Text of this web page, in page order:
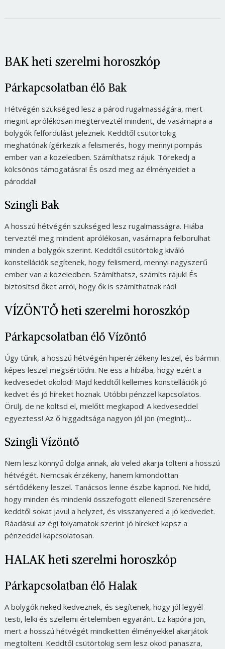
BAK heti szerelmi horoszkóp
Párkapcsolatban élő Bak
Hétvégén szükséged lesz a párod rugalmasságára, mert
megint aprólékosan megterveztél mindent, de vasárnapra a
bolygók felfordulást jeleznek. Keddtől csütörtökig
meghatónak ígérkezik a felismerés, hogy mennyi pompás
ember van a közeledben. Számíthatsz rájuk. Törekedj a
kölcsönös támogatásra! És oszd meg az élményeidet a
pároddal!
Szingli Bak
A hosszú hétvégén szükséged lesz rugalmasságra. Hiába
terveztél meg mindent aprólékosan, vasárnapra felborulhat
minden a bolygók szerint. Keddtől csütörtökig kiváló
konstellációk segítenek, hogy felismerd, mennyi nagyszerű
ember van a közeledben. Számíthatsz, számíts rájuk! És
biztosítsd őket arról, hogy ők is számíthatnak rád!
VÍZÖNTŐ heti szerelmi horoszkóp
Párkapcsolatban élő Vízöntő
Úgy tűnik, a hosszú hétvégén hiperérzékeny leszel, és bármin
képes leszel megsértődni. Ne ess a hibába, hogy ezért a
kedvesedet okolod! Majd keddtől kellemes konstellációk jó
kedvet és jó híreket hoznak. Utóbbi pénzzel kapcsolatos.
Örülj, de ne költsd el, mielőtt megkapod! A kedveseddel
egyeztess! Az ő higgadtsága nagyon jól jön (megint)…
Szingli Vízöntő
Nem lesz könnyű dolga annak, aki veled akarja tölteni a hosszú
hétvégét. Nemcsak érzékeny, hanem kimondottan
sértődékeny leszel. Tanácsos lenne észbe kapnod. Ne hidd,
hogy minden és mindenki összefogott ellened! Szerencsére
keddtől sokat javul a helyzet, és visszanyered a jó kedvedet.
Ráadásul az égi folyamatok szerint jó híreket kapsz a
pénzeddel kapcsolatosan.
HALAK heti szerelmi horoszkóp
Párkapcsolatban élő Halak
A bolygók neked kedveznek, és segítenek, hogy jól legyél
testi, lelki és szellemi értelemben egyaránt. Ez kapóra jön,
mert a hosszú hétvégét mindketten élményekkel akarjátok
megtölteni. Keddtől csütörtökig sem lesz okod panaszra,